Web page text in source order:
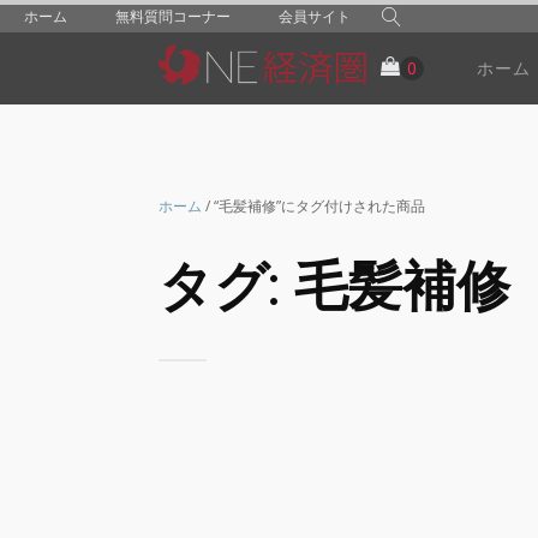
ホーム 無料質問コーナー 会員サイト
ホーム
ホーム / “毛髪補修”にタグ付けされた商品
タグ: 毛髪補修